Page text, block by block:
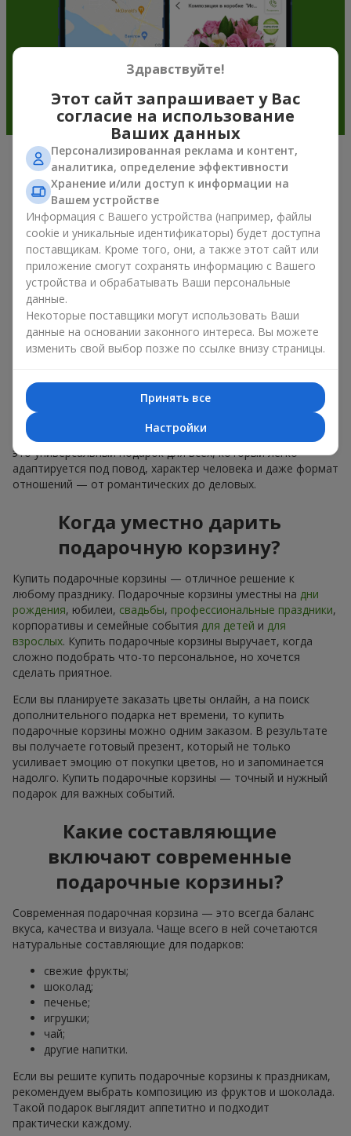
Подарочные корзины —
универсальный подарок к любому
празднику
Если вы ищете универсальный подарок, но времени в
обрез, у нас есть для вас отличное проверенное решение:
вы можете купить подарочные корзины. Подарочная
корзина с изысканными угощениями к празднику, фруктами,
вкусным чаем или даже алкогольными напитками
становится идеальным дополнением к цветам или
самостоятельным презентом. Идеальный набор,
чтобы всё это оказалось в ваших руках.
Купить подарочные корзины — это не просто приобрести
банальную вещь. Сегодня купить подарочные корзины —
это универсальный подарок для всех, который легко
адаптируется под повод, характер человека и даже формат
отношений — от романтических до деловых.
Когда уместно дарить
подарочную корзину?
Купить подарочные корзины — отличное решение к
любому празднику. Подарочные корзины уместны на дни
рождения, юбилеи, свадьбы, профессиональные праздники,
корпоративы и семейные события для детей и для
взрослых. Купить подарочные корзины выручает, когда
сложно подобрать что-то персональное, но хочется
сделать приятное.
Если вы планируете заказать цветы онлайн, а на поиск
дополнительного подарка нет времени, то купить
подарочные корзины можно одним заказом. В результате
вы получаете готовый презент, который не только
усиливает эмоцию от покупки цветов, но и запоминается
надолго. Купить подарочные корзины — точный и нужный
подарок для важных событий.
Какие составляющие
включают современные
подарочные корзины?
Современная подарочная корзина — это всегда баланс
вкуса, качества и визуала. Чаще всего в ней сочетаются
натуральные составляющие для подарков:
свежие фрукты;
шоколад;
печенье;
игрушки;
чай;
другие напитки.
Если вы решите купить подарочные корзины к праздникам,
рекомендуем выбрать композицию из фруктов и шоколада.
Такой подарок выглядит аппетитно и подходит
практически каждому.
Здравствуйте!
Этот сайт запрашивает у Вас
согласие на использование
Ваших данных
Персонализированная реклама и контент,
аналитика, определение эффективности
Хранение и/или доступ к информации на
Вашем устройстве
Информация с Вашего устройства (например, файлы
cookie и уникальные идентификаторы) будет доступна
поставщикам. Кроме того, они, а также этот сайт или
приложение смогут сохранять информацию с Вашего
устройства и обрабатывать Ваши персональные
данные.
Некоторые поставщики могут использовать Ваши
данные на основании законного интереса. Вы можете
изменить свой выбор позже по ссылке внизу страницы.
Принять все
Настройки